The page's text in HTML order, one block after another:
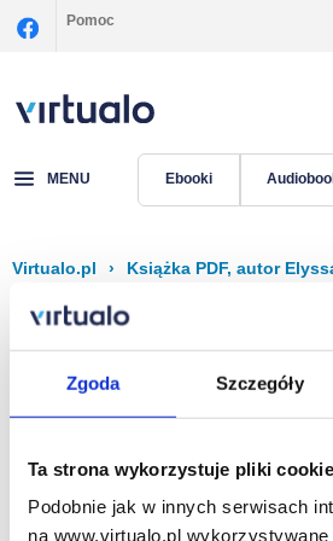
Zgoda Szczegóły
Ta strona wykorzystuje pliki
Podobnie jak w innych serwisach
na www.virtualo.pl
Pomoc
MENU Ebooki
Virtualo.pl › Książka PDF, autor
Filtruj